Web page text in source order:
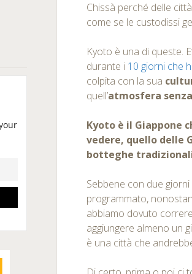
Chissà perché delle
come se le custodissi
Kyoto è una di queste.
durante i 10 giorni che
colpita con la sua
quell’atmosfera
Kyoto è il Giappone
vedere, quello delle
botteghe
Sebbene con due
programmato,
abbiamo dovuto
aggiungere almeno un
è una città che